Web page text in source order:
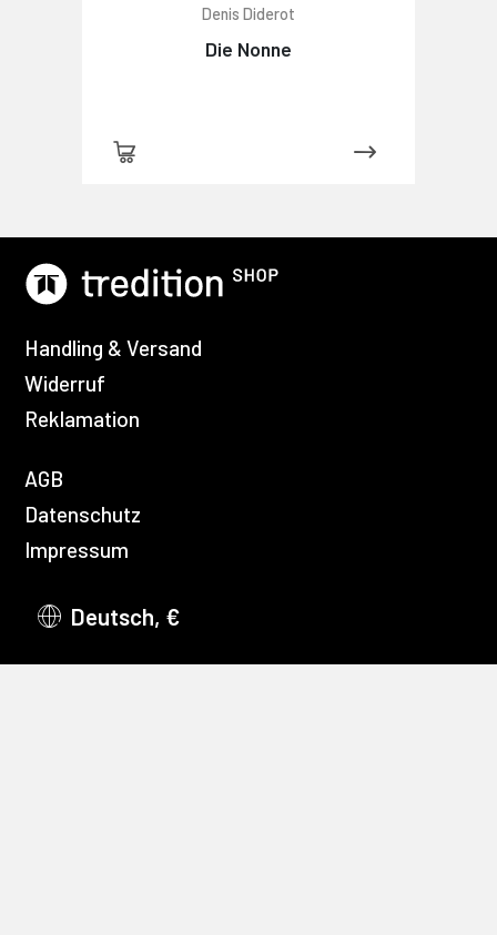
Denis Diderot
Die Nonne
Handling & Versand
Widerruf
Reklamation
AGB
Datenschutz
Impressum
Deutsch, €